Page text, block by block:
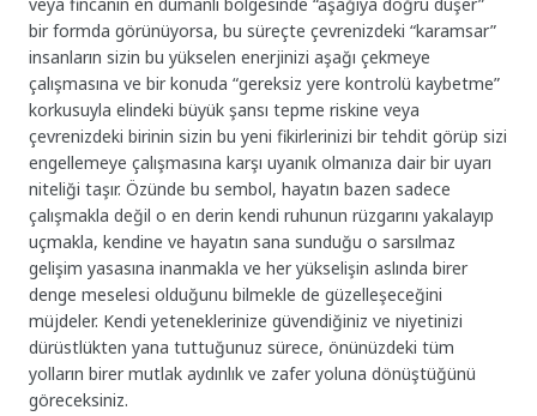
bir formda görünüyorsa, bu süreçte çevrenizdeki “karamsar”
insanların sizin bu yükselen enerjinizi aşağı çekmeye
çalışmasına ve bir konuda “gereksiz yere kontrolü kaybetme”
korkusuyla elindeki büyük şansı tepme riskine veya
çevrenizdeki birinin sizin bu yeni fikirlerinizi bir tehdit görüp sizi
engellemeye çalışmasına karşı uyanık olmanıza dair bir uyarı
niteliği taşır. Özünde bu sembol, hayatın bazen sadece
çalışmakla değil o en derin kendi ruhunun rüzgarını yakalayıp
uçmakla, kendine ve hayatın sana sunduğu o sarsılmaz
gelişim yasasına inanmakla ve her yükselişin aslında birer
denge meselesi olduğunu bilmekle de güzelleşeceğini
müjdeler. Kendi yeteneklerinize güvendiğiniz ve niyetinizi
dürüstlükten yana tuttuğunuz sürece, önünüzdeki tüm
yolların birer mutlak aydınlık ve zafer yoluna dönüştüğünü
göreceksiniz.